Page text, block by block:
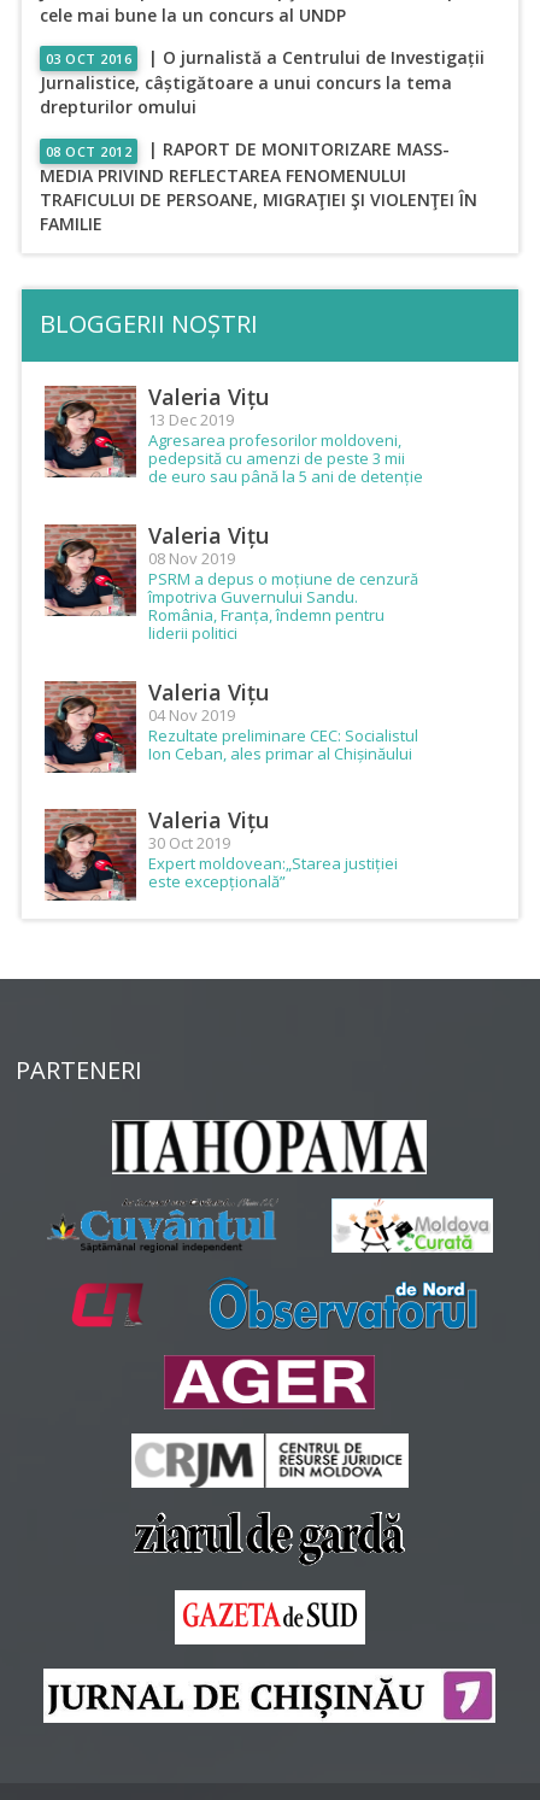
cele mai bune la un concurs al UNDP
03 OCT 2016
| O jurnalistă a Centrului de Investigații
Jurnalistice, câștigătoare a unui concurs la tema
drepturilor omului
08 OCT 2012
| RAPORT DE MONITORIZARE MASS-
MEDIA PRIVIND REFLECTAREA FENOMENULUI
TRAFICULUI DE PERSOANE, MIGRAŢIEI ŞI VIOLENŢEI ÎN
FAMILIE
BLOGGERII NOȘTRI
Valeria Vițu
13 Dec 2019
Agresarea profesorilor moldoveni,
pedepsită cu amenzi de peste 3 mii
de euro sau până la 5 ani de detenție
Valeria Vițu
08 Nov 2019
PSRM a depus o moțiune de cenzură
împotriva Guvernului Sandu.
România, Franța, îndemn pentru
liderii politici
Valeria Vițu
04 Nov 2019
Rezultate preliminare CEC: Socialistul
Ion Ceban, ales primar al Chișinăului
Valeria Vițu
30 Oct 2019
Expert moldovean:„Starea justiției
este excepțională”
PARTENERI